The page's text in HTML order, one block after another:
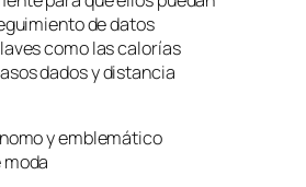
de datos
como las calorías
dados y distancia
y emblemático